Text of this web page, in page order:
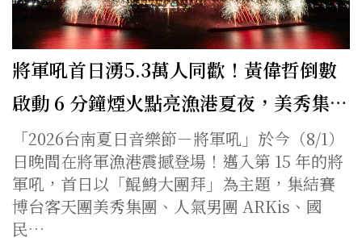
將軍吼首日湧5.3萬人同歡！黃偉哲倒數
啟動 6 分鐘煙火點亮漁港夏夜，美秀集…
「2026台南夏日音樂節－將軍吼」於今（8/1）
日晚間在將軍漁港震撼登場！邁入第 15 年的將
軍吼，首日以「鯤鯓大團拜」為主題，集結賽
博台客天團美秀集團、人氣男團 ARKis、國
民…